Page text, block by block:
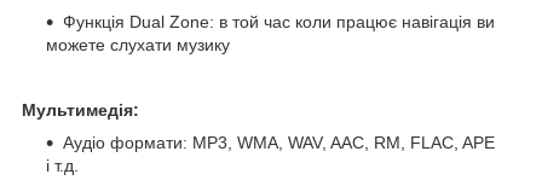
Функція Dual Zone: в той час коли працює навігація ви
можете слухати музику
Мультимедія:
Аудіо формати: MP3, WMA, WAV, AAC, RM, FLAC, APE
і т.д.